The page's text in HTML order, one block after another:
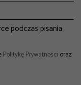
podczas pisania
Politykę Prywatności oraz